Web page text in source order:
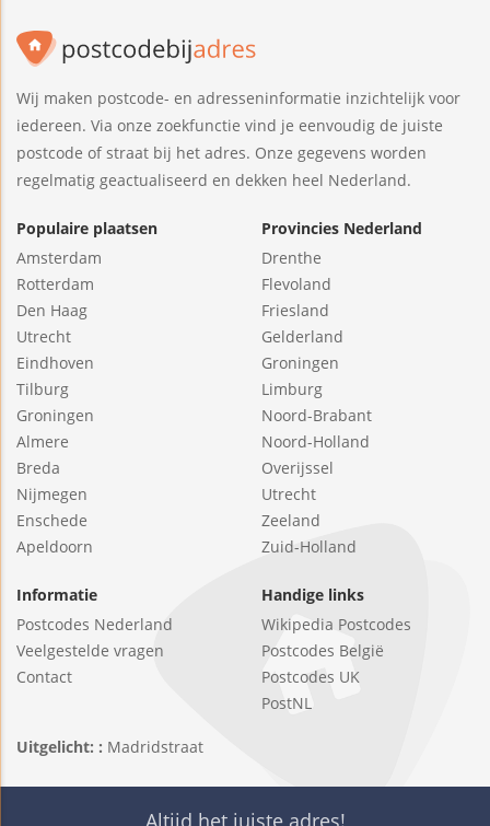
Wij maken postcode- en adresseninformatie inzichtelijk voor
iedereen. Via onze zoekfunctie vind je eenvoudig de juiste
postcode of straat bij het adres. Onze gegevens worden
regelmatig geactualiseerd en dekken heel Nederland.
Populaire plaatsen
Amsterdam
Rotterdam
Den Haag
Utrecht
Eindhoven
Tilburg
Groningen
Almere
Breda
Nijmegen
Enschede
Apeldoorn
Provincies Nederland
Drenthe
Flevoland
Friesland
Gelderland
Groningen
Limburg
Noord-Brabant
Noord-Holland
Overijssel
Utrecht
Zeeland
Zuid-Holland
Informatie
Postcodes Nederland
Veelgestelde vragen
Contact
Handige links
Wikipedia Postcodes
Postcodes België
Postcodes UK
PostNL
Uitgelicht: : Madridstraat
Altijd het juiste adres!